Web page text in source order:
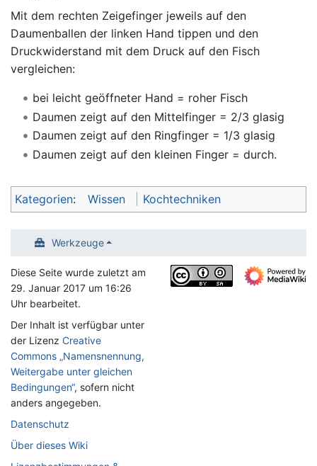
Mit dem rechten Zeigefinger jeweils auf den
Daumenballen der linken Hand tippen und den
Druckwiderstand mit dem Druck auf den Fisch
vergleichen:
bei leicht geöffneter Hand = roher Fisch
Daumen zeigt auf den Mittelfinger = 2/3 glasig
Daumen zeigt auf den Ringfinger = 1/3 glasig
Daumen zeigt auf den kleinen Finger = durch.
Kategorien: Wissen Kochtechniken
Werkzeuge
Diese Seite wurde zuletzt am
29. Januar 2017 um 16:26
Uhr bearbeitet.
Der Inhalt ist verfügbar unter
der Lizenz Creative
Commons „Namensnennung,
Weitergabe unter gleichen
Bedingungen“, sofern nicht
anders angegeben.
Datenschutz
Über dieses Wiki